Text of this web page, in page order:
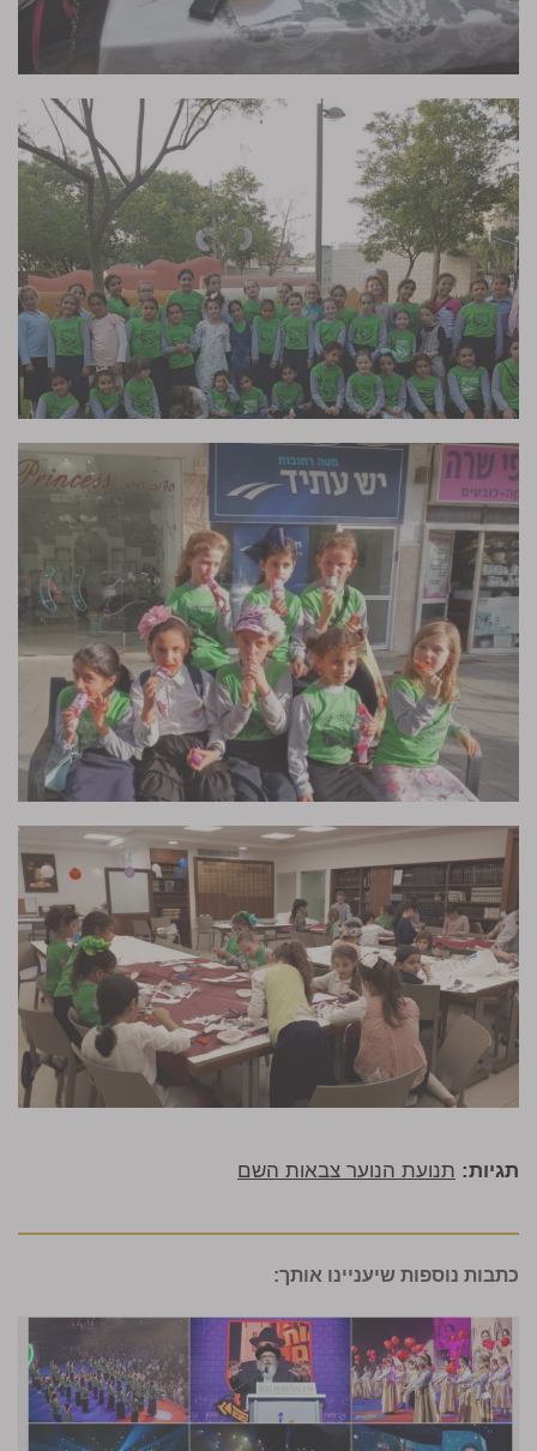
תגיות: תנועת הנוער צבאות השם
כתבות נוספות שיעניינו אותך: